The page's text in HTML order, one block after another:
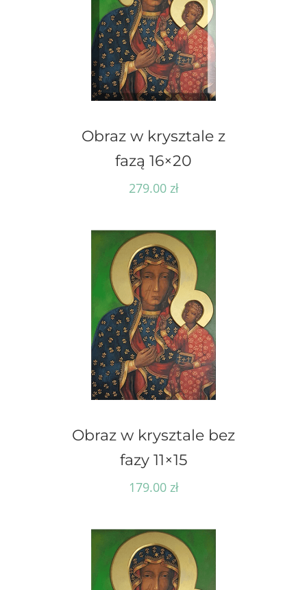
Obraz w krysztale z
fazą 16×20
279.00 zł
Obraz w krysztale bez
fazy 11×15
179.00 zł